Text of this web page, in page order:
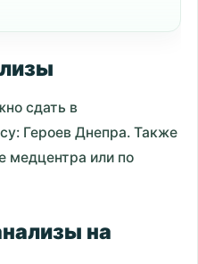
сдать в
Героев Днепра. Также
медцентра или по
на